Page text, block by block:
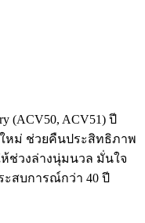
(ACV50, ACV51) ปี
หม่ ช่วยคืนประสิทธิภาพ
ช่วงล่างนุ่มนวล มั่นใจ
สบการณ์กว่า 40 ปี